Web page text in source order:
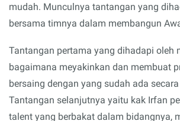
mudah. Munculnya tantangan yang
bersama timnya dalam membangun
Tantangan pertama yang dihadapi oleh
bagaimana meyakinkan dan membuat
bersaing dengan yang sudah ada
Tantangan selanjutnya yaitu kak Irfan
talent yang berbakat dalam bidangnya,